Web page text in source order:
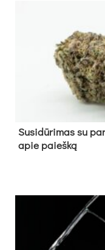
Su­si­dū­ri­mas su
apie paieš­ką